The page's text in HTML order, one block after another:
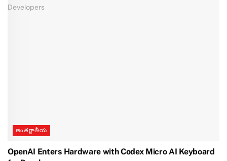
అంతర్జాతీయ
OpenAI Enters Hardware with Codex Micro AI Keyboard